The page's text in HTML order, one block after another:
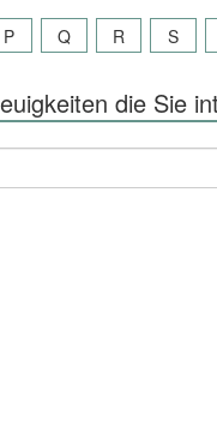
P Q R S
die Sie